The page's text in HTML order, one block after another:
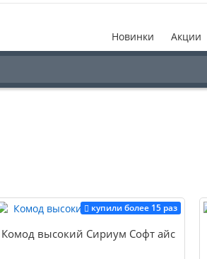
Новинки Акции
купили более 15 раз
Комод высокий Сириум Софт айс